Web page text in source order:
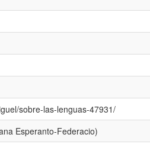
sobre-las-lenguas-47931/
Esperanto-Federacio)